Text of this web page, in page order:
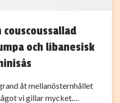
och libanesisk
åt mellanösternhållet
vi gillar mycket.…